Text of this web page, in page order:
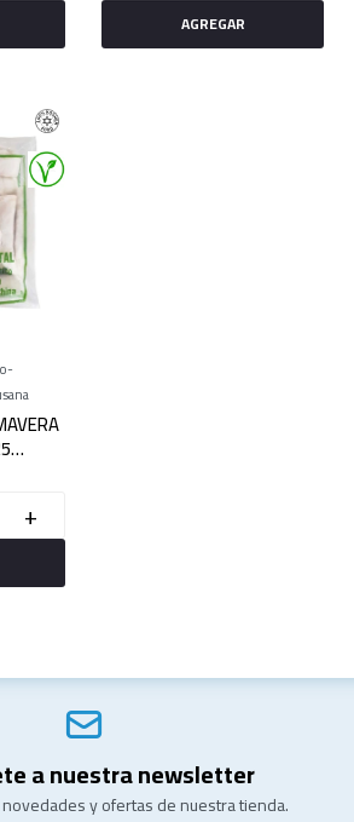
+
a nuestra newsletter
y ofertas de nuestra tienda.